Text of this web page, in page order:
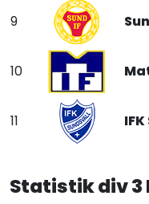
9
10
11
Statistik div 3